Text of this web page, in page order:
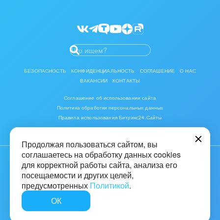
Разработчикам приложений
БЕЗОПАСНОСТЬ КОНФИДЕНЦИАЛЬНОСТЬ СОГЛАШЕНИЕ
О НАС
ВАКАНСИИ
КОНТАКТЫ
Соглашение об использовании сайта
Политика обработки персональных данных
Правила использования Битрикс24.Сайты
© 2001-2026 «Битрикс», «1С-Битрикс». Работает на «1С-Битрикс:
16+
Быстро с 1С-Битрикс
Продолжая пользоваться сайтом, вы
соглашаетесь на обработку данных cookies
для корректной работы сайта, анализа его
посещаемости и других целей,
предусмотренных Политикой.
ОК